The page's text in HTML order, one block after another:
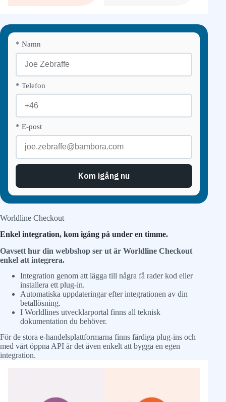
* Namn
* Telefon
* E-post
Kom igång nu
Worldline Checkout
Enkel integration, kom igång på under en timme.
Oavsett hur din webbshop ser ut är Worldline Checkout
enkel att integrera.
Integration genom att lägga till några få rader kod eller
installera ett plug-in.
Automatiska uppdateringar efter integrationen av din
betallösning.
I Worldlines utvecklarportal finns all teknisk
dokumentation du behöver.
För de stora e-handelsplattformarna finns färdiga plug-ins och
med vårt öppna API är det även enkelt att bygga en egen
integration.